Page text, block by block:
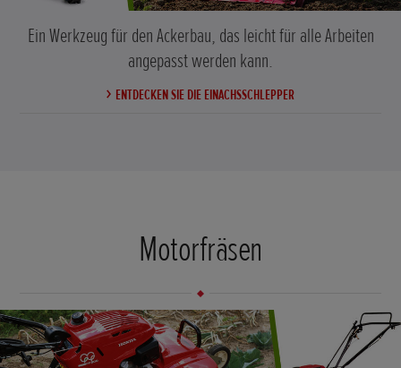
Ein Werkzeug für den Ackerbau, das leicht für alle Arbeiten
angepasst werden kann.
ENTDECKEN SIE DIE EINACHSSCHLEPPER
Motorfräsen